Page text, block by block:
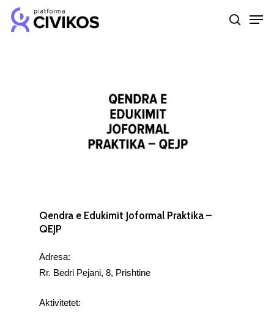
Skip
search
Qendra e Edukimit Joformal Praktika –
QEJP
Adresa:
Rr. Bedri Pejani, 8, Prishtine
Aktivitetet: